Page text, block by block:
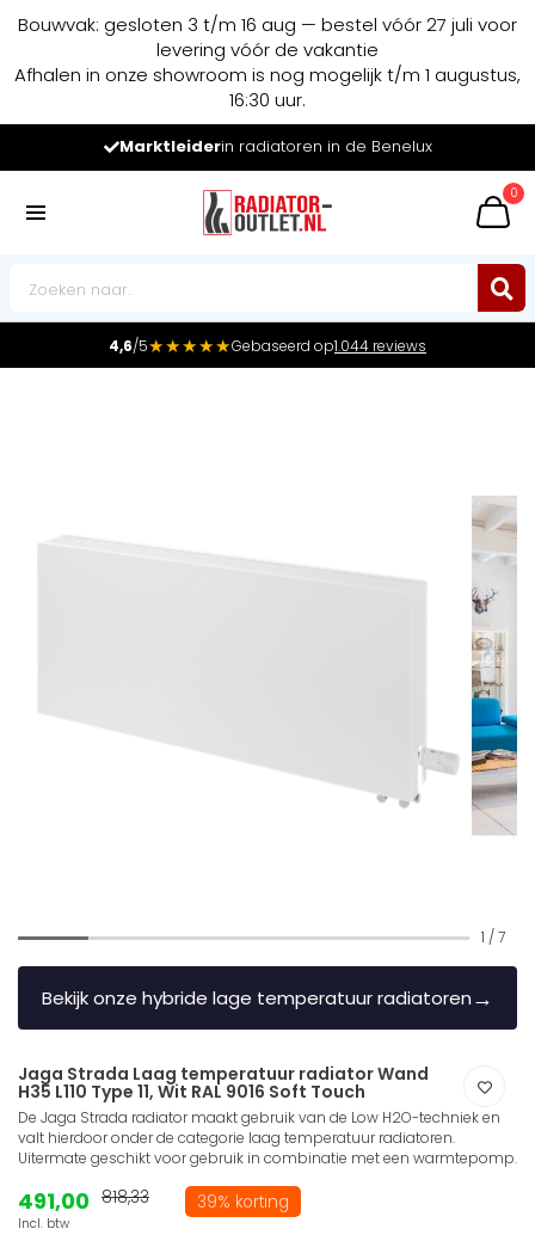
Bouwvak: gesloten 3 t/m 16 aug — bestel vóór 27 juli voor
levering vóór de vakantie
Afhalen in onze showroom is nog mogelijk t/m 1 augustus,
16:30 uur.
Marktleiderin radiatoren in de Benelux
0
4,6/5★★★★★Gebaseerd op1.044 reviews
1 / 7
Bekijk onze hybride lage temperatuur radiatoren→
Jaga Strada Laag temperatuur radiator Wand
H35 L110 Type 11, Wit RAL 9016 Soft Touch
De Jaga Strada radiator maakt gebruik van de Low H2O-techniek en
valt hierdoor onder de categorie laag temperatuur radiatoren.
Uitermate geschikt voor gebruik in combinatie met een warmtepomp.
491,00
Incl. btw
818,33 39% korting